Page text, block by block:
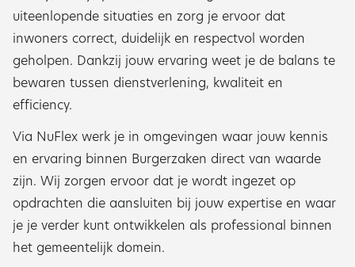
uiteenlopende situaties en zorg je ervoor dat
inwoners correct, duidelijk en respectvol worden
geholpen. Dankzij jouw ervaring weet je de balans te
bewaren tussen dienstverlening, kwaliteit en
efficiency.
Via NuFlex werk je in omgevingen waar jouw kennis
en ervaring binnen Burgerzaken direct van waarde
zijn. Wij zorgen ervoor dat je wordt ingezet op
opdrachten die aansluiten bij jouw expertise en waar
je je verder kunt ontwikkelen als professional binnen
het gemeentelijk domein.